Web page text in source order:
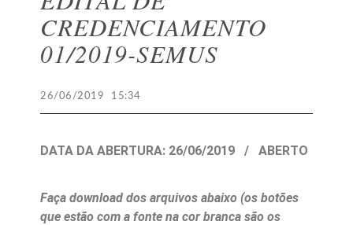
CREDENCIAMENTO
01/2019-SEMUS
26/06/2019 15:34
DATA DA ABERTURA: 26/06/2019 / ABERTO
Faça download dos arquivos abaixo (os botões
que estão com a fonte na cor branca são os